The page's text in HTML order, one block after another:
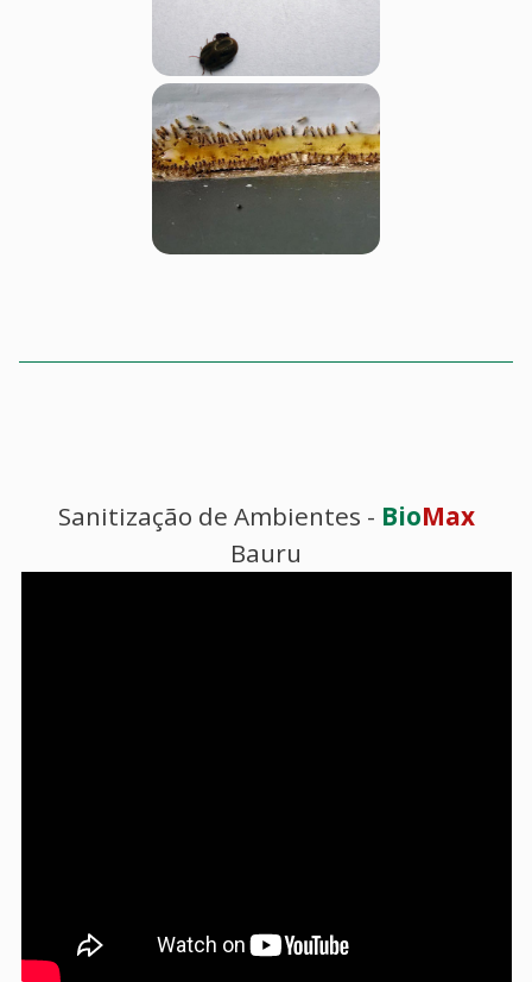
Sanitização de Ambientes - BioMax
Bauru